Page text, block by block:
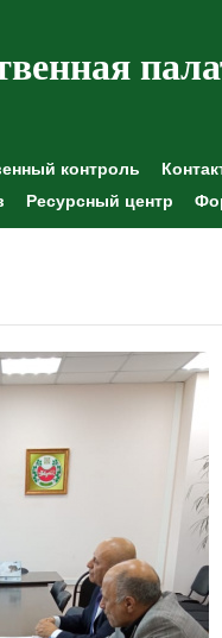
контроль
Ресурсный центр